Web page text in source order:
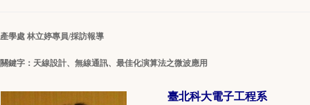
產學處 林立婷專員/採訪報導
關鍵字： 天線設計、無線通訊、最佳化演算法之微波應用
臺北科大電子工程系